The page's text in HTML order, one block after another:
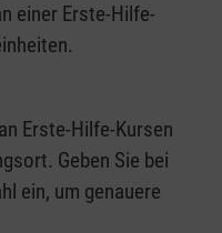
einer Erste-Hilfe-
Erste-Hilfe-Kursen
Geben Sie bei
ein, um genauere